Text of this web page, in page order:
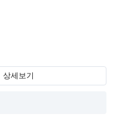
상세보기